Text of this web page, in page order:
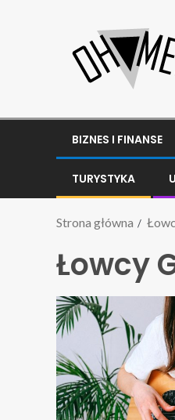
BIZNES I FINANSE
TURYSTYKA
Strona główna
Łowcy